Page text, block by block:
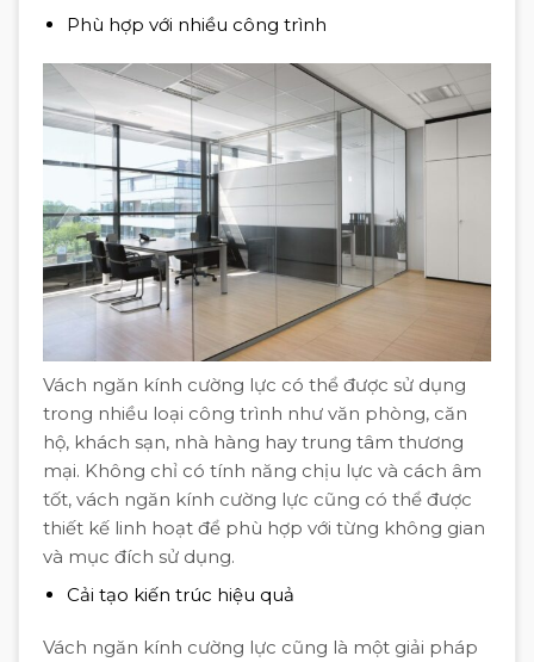
Phù hợp với nhiều công trình
Vách ngăn kính cường lực có thể được sử dụng
trong nhiều loại công trình như văn phòng, căn
hộ, khách sạn, nhà hàng hay trung tâm thương
mại. Không chỉ có tính năng chịu lực và cách âm
tốt, vách ngăn kính cường lực cũng có thể được
thiết kế linh hoạt để phù hợp với từng không gian
và mục đích sử dụng.
Cải tạo kiến trúc hiệu quả
Vách ngăn kính cường lực cũng là một giải pháp